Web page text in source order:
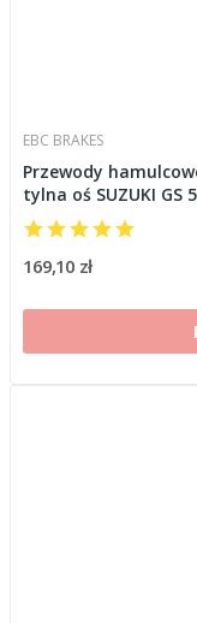
EBC BRAKES
Przewody
tylna oś SUZUKI GS
169,10 zł